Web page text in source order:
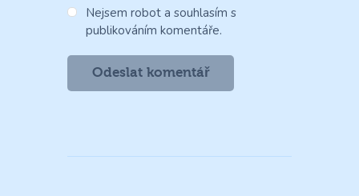
Nejsem robot a souhlasím s
publikováním komentáře.